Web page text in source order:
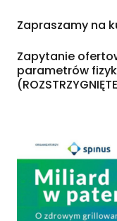
Zapraszamy na
Zapytanie
parametrów